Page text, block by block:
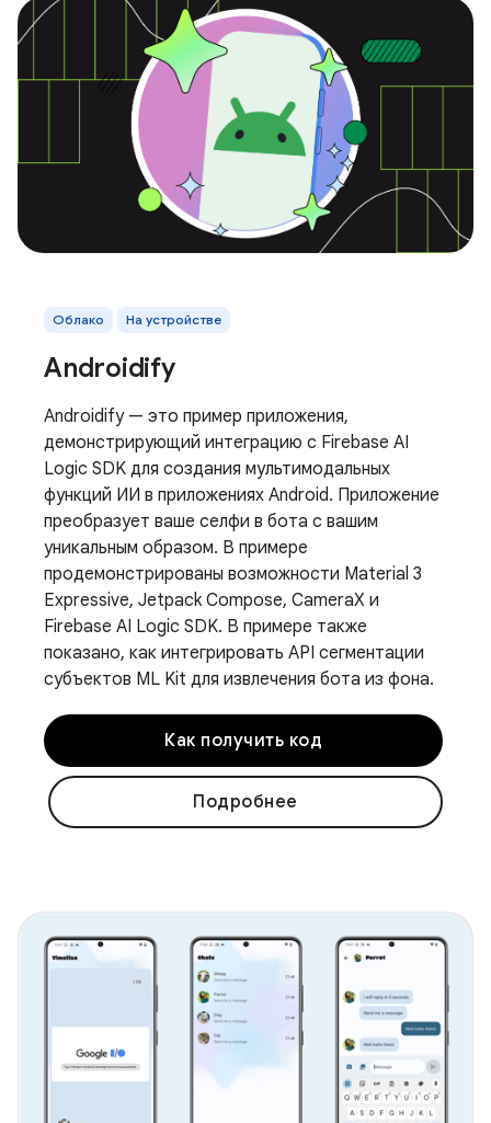
Облако На устройстве
Androidify
Androidify — это пример приложения,
демонстрирующий интеграцию с Firebase AI
Logic SDK для создания мультимодальных
функций ИИ в приложениях Android. Приложение
преобразует ваше селфи в бота с вашим
уникальным образом. В примере
продемонстрированы возможности Material 3
Expressive, Jetpack Compose, CameraX и
Firebase AI Logic SDK. В примере также
показано, как интегрировать API сегментации
субъектов ML Kit для извлечения бота из фона.
Как получить код
Подробнее